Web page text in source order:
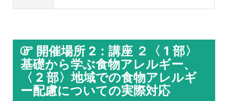
開催場所 2：講座 ２〈 1 部〉
基礎から学ぶ食物アレルギー、
〈 2 部〉地域での食物アレルギ
ー配慮についての実際対応